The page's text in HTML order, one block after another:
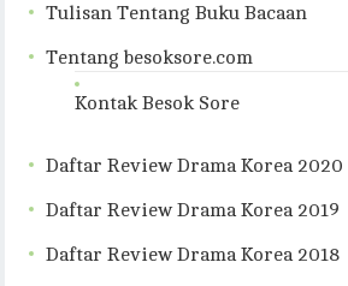
Tulisan Tentang Buku Bacaan
Tentang besoksore.com
Kontak Besok Sore
Daftar Review Drama Korea 2020
Daftar Review Drama Korea 2019
Daftar Review Drama Korea 2018